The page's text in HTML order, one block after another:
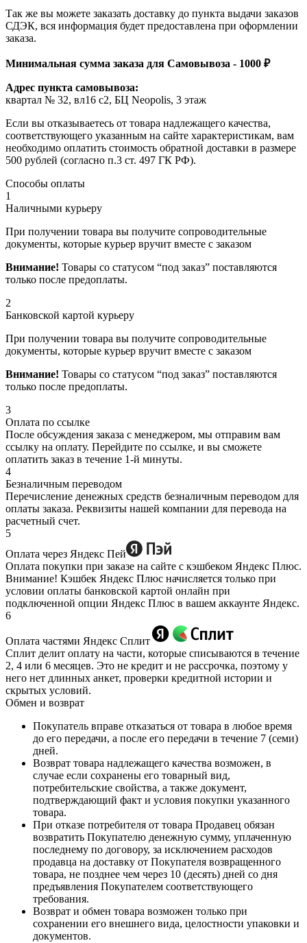
Так же вы можете заказать доставку до пункта выдачи заказов
СДЭК, вся информация будет предоставлена при оформлении
заказа.
Минимальная сумма заказа для Самовывоза - 1000 ₽
Адрес пункта самовывоза:
квартал № 32, вл16 с2, БЦ Neopolis, 3 этаж
Если вы отказываетесь от товара надлежащего качества,
соответствующего указанным на сайте характеристикам, вам
необходимо оплатить стоимость обратной доставки в размере
500 рублей (согласно п.3 ст. 497 ГК РФ).
Способы оплаты
1
Наличными курьеру
При получении товара вы получите сопроводительные
документы, которые курьер вручит вместе с заказом
Внимание! Товары со статусом “под заказ” поставляются
только после предоплаты.
2
Банковской картой курьеру
При получении товара вы получите сопроводительные
документы, которые курьер вручит вместе с заказом
Внимание! Товары со статусом “под заказ” поставляются
только после предоплаты.
3
Оплата по ссылке
После обсуждения заказа с менеджером, мы отправим вам
ссылку на оплату. Перейдите по ссылке, и вы сможете
оплатить заказ в течение 1-й минуты.
4
Безналичным переводом
Перечисление денежных средств безналичным переводом для
оплаты заказа. Реквизиты нашей компании для перевода на
расчетный счет.
5
Оплата через Яндекс Пей
Оплата покупки при заказе на сайте с кэшбеком Яндекс Плюс.
Внимание! Кэшбек Яндекс Плюс начисляется только при
условии оплаты банковской картой онлайн при
подключенной опции Яндекс Плюс в вашем аккаунте Яндекс.
6
Оплата частями Яндекс Сплит
Сплит делит оплату на части, которые списываются в течение
2, 4 или 6 месяцев. Это не кредит и не рассрочка, поэтому у
него нет длинных анкет, проверки кредитной истории и
скрытых условий.
Обмен и возврат
Покупатель вправе отказаться от товара в любое время
до его передачи, а после его передачи в течение 7 (семи)
дней.
Возврат товара надлежащего качества возможен, в
случае если сохранены его товарный вид,
потребительские свойства, а также документ,
подтверждающий факт и условия покупки указанного
товара.
При отказе потребителя от товара Продавец обязан
возвратить Покупателю денежную сумму, уплаченную
последнему по договору, за исключением расходов
продавца на доставку от Покупателя возвращенного
товара, не позднее чем через 10 (десять) дней со дня
предъявления Покупателем соответствующего
требования.
Возврат и обмен товара возможен только при
сохранении его внешнего вида, целостности упаковки и
документов.